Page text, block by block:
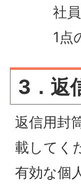
社
1点
3．返
返信用封
載してく
有効な個